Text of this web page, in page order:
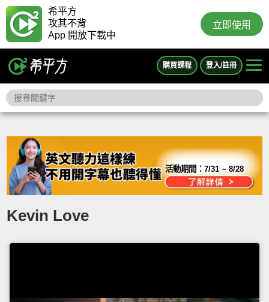
希平方
攻其不背
App 開放下載中
立即使用
購買課程 登入/註冊
活動期間：7/31 ~ 8/28
Kevin Love